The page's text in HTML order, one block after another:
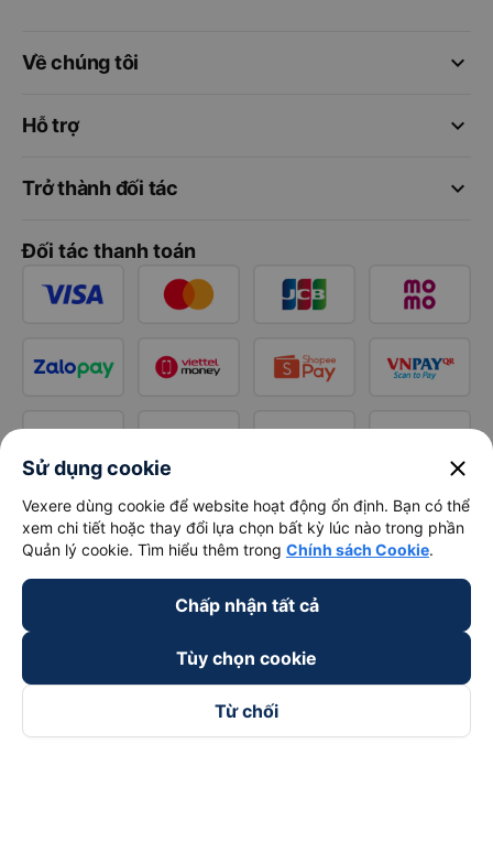
keyboard_arrow_down
Về chúng tôi
keyboard_arrow_down
Hỗ trợ
keyboard_arrow_down
Trở thành đối tác
Đối tác thanh toán
Sử dụng cookie close
Vexere dùng cookie để website hoạt động ổn định. Bạn có thể
xem chi tiết hoặc thay đổi lựa chọn bất kỳ lúc nào trong phần
Quản lý cookie. Tìm hiểu thêm trong Chính sách Cookie.
Chấp nhận tất cả
Tùy chọn cookie
Từ chối